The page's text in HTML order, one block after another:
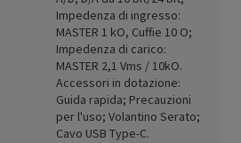
Impedenza di ingresso:
MASTER 1 kO, Cuffie 10 O;
Impedenza di carico:
MASTER 2,1 Vms / 10kO.
Accessori in dotazione:
Guida rapida; Precauzioni
per l'uso; Volantino Serato;
Cavo USB Type-C.